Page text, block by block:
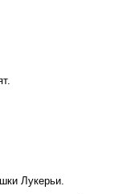
Лукерьи.